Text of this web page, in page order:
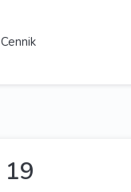
Cennik
19